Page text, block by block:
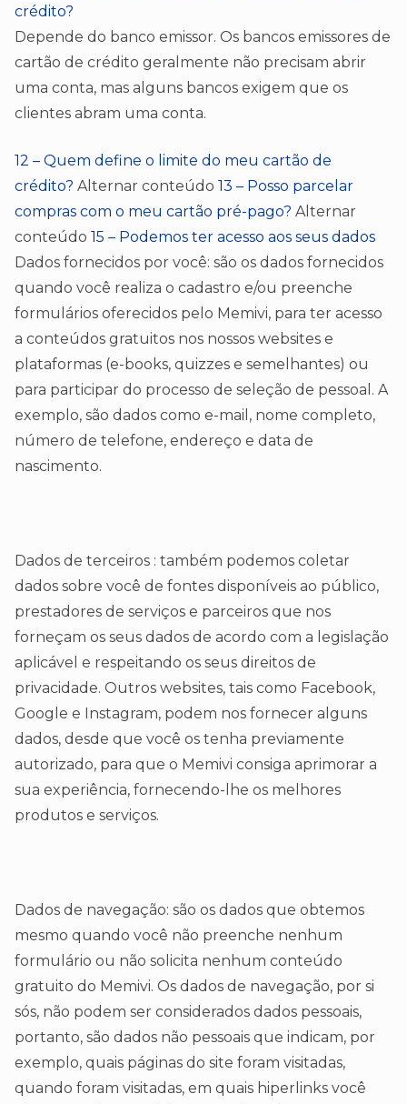
crédito?
Depende do banco emissor. Os bancos emissores de
cartão de crédito geralmente não precisam abrir
uma conta, mas alguns bancos exigem que os
clientes abram uma conta.
12 – Quem define o limite do meu cartão de
crédito? Alternar conteúdo 13 – Posso parcelar
compras com o meu cartão pré-pago? Alternar
conteúdo 15 – Podemos ter acesso aos seus dados
Dados fornecidos por você: são os dados fornecidos
quando você realiza o cadastro e/ou preenche
formulários oferecidos pelo Memivi, para ter acesso
a conteúdos gratuitos nos nossos websites e
plataformas (e-books, quizzes e semelhantes) ou
para participar do processo de seleção de pessoal. A
exemplo, são dados como e-mail, nome completo,
número de telefone, endereço e data de
nascimento.
Dados de terceiros : também podemos coletar
dados sobre você de fontes disponíveis ao público,
prestadores de serviços e parceiros que nos
forneçam os seus dados de acordo com a legislação
aplicável e respeitando os seus direitos de
privacidade. Outros websites, tais como Facebook,
Google e Instagram, podem nos fornecer alguns
dados, desde que você os tenha previamente
autorizado, para que o Memivi consiga aprimorar a
sua experiência, fornecendo-lhe os melhores
produtos e serviços.
Dados de navegação: são os dados que obtemos
mesmo quando você não preenche nenhum
formulário ou não solicita nenhum conteúdo
gratuito do Memivi. Os dados de navegação, por si
sós, não podem ser considerados dados pessoais,
portanto, são dados não pessoais que indicam, por
exemplo, quais páginas do site foram visitadas,
quando foram visitadas, em quais hiperlinks você